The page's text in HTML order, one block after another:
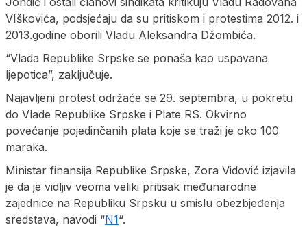
VIškovića, podsjećaju da su pritiskom i protestima 2012. i
2013.godine oborili Vladu Aleksandra Džombića.
“Vlada Republike Srpske se ponaša kao uspavana
ljepotica”, zaključuje.
Najavljeni protest održaće se 29. septembra, u pokretu
do Vlade Republike Srpske i Plate RS. Okvirno
povećanje pojedinčanih plata koje se traži je oko 100
maraka.
Ministar finansija Republike Srpske, Zora Vidović izjavila
je da je vidljiv veoma veliki pritisak međunarodne
zajednice na Republiku Srpsku u smislu obezbjeđenja
sredstava, navodi “N1“.